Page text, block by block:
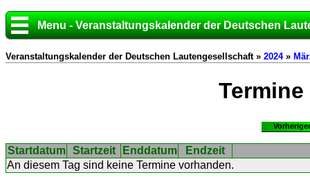
Menu - Veranstaltungskalender der Deutschen
Veranstaltungskalender der Deutschen Lautengesellschaft » 2024»
Termine
Startdatum Startzeit Enddatum
Endzeit
An diesem Tag sind keine Termine vorhanden.